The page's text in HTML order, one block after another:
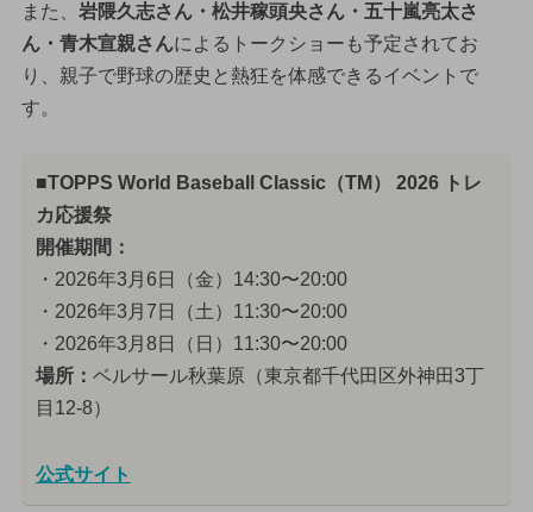
また、 岩隈久志さん・松井稼頭央さん・五十嵐亮太さ
ん・青木宣親さんによるトークショーも予定されてお
り、親子で野球の歴史と熱狂を体感できるイベントで
す。
■TOPPS World Baseball Classic（TM） 2026 トレ
カ応援祭
開催期間：
・2026年3月6日（金）14:30〜20:00
・2026年3月7日（土）11:30〜20:00
・2026年3月8日（日）11:30〜20:00
場所： ベルサール秋葉原（東京都千代田区外神田3丁
目12-8）
公式サイト